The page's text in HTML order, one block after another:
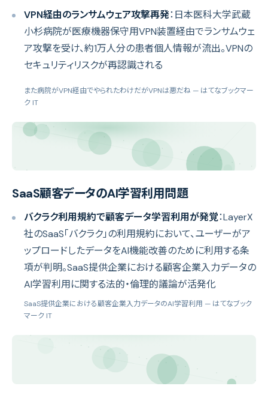
VPN経由のランサムウェア攻撃再発：日本医科大学武蔵
小杉病院が医療機器保守用VPN装置経由でランサムウェ
ア攻撃を受け、約1万人分の患者個人情報が流出。VPNの
セキュリティリスクが再認識される
また病院がVPN経由でやられたわけだがVPNは悪だね — はてなブックマー
ク IT
SaaS顧客データのAI学習利用問題
バクラク利用規約で顧客データ学習利用が発覚：LayerX
社のSaaS「バクラク」の利用規約において、ユーザーがア
ップロードしたデータをAI機能改善のために利用する条
項が判明。SaaS提供企業における顧客企業入力データの
AI学習利用に関する法的・倫理的議論が活発化
SaaS提供企業における顧客企業入力データのAI学習利用 — はてなブック
マーク IT